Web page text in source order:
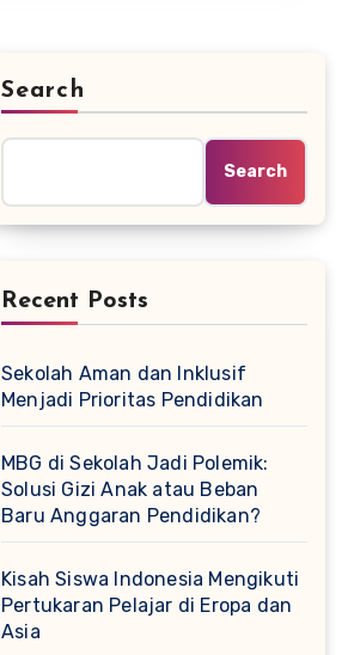
Search
Search
Recent Posts
Sekolah Aman dan Inklusif
Menjadi Prioritas Pendidikan
MBG di Sekolah Jadi Polemik:
Solusi Gizi Anak atau Beban
Baru Anggaran Pendidikan?
Kisah Siswa Indonesia Mengikuti
Pertukaran Pelajar di Eropa dan
Asia